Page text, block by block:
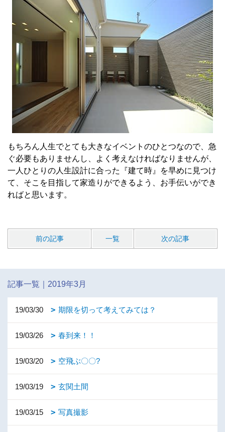
もちろん人生でとても大きなイベントのひとつなので、急
ぐ必要もありませんし、よく考えなければなりませんが、
一人ひとりの人生設計に合った『建て時』を早めに見つけ
て、そこを目指して家造りができるよう、お手伝いができ
ればと思います。
前の記事 一覧 次の記事
記事一覧｜2019年3月
19/03/30 期限を切って考えてみては？
19/03/26 春到来！！
19/03/20 空飛ぶ〇〇?
19/03/19 玄関土間
19/03/15 写真撮影